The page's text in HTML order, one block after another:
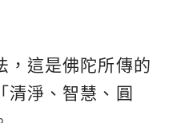
，這是佛陀所傳的
清淨、智慧、圓